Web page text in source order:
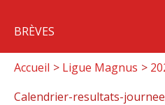
BRÈVES
Accueil Ligue Magnus
Calendrier-resultats-